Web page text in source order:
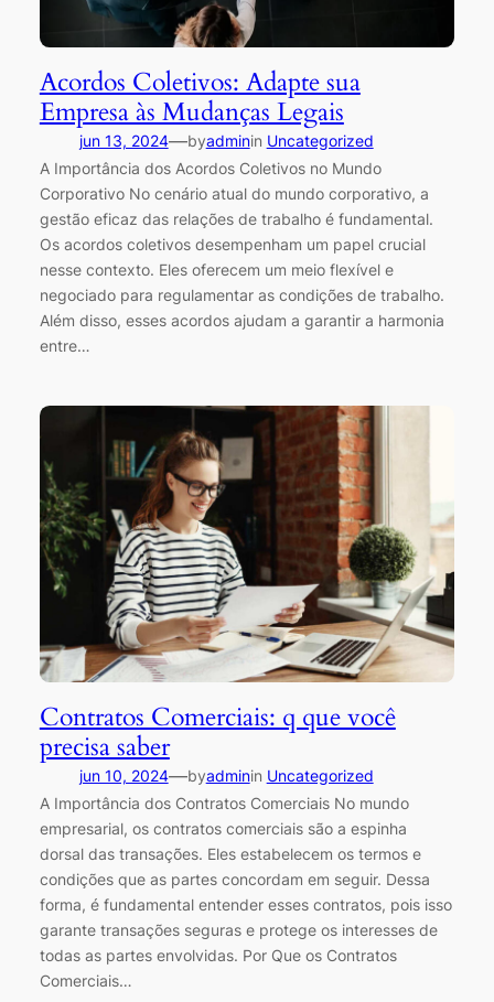
Acordos Coletivos: Adapte sua
Empresa às Mudanças Legais
jun 13, 2024—byadminin Uncategorized
A Importância dos Acordos Coletivos no Mundo
Corporativo No cenário atual do mundo corporativo, a
gestão eficaz das relações de trabalho é fundamental.
Os acordos coletivos desempenham um papel crucial
nesse contexto. Eles oferecem um meio flexível e
negociado para regulamentar as condições de trabalho.
Além disso, esses acordos ajudam a garantir a harmonia
entre…
Contratos Comerciais: q que você
precisa saber
jun 10, 2024—byadminin Uncategorized
A Importância dos Contratos Comerciais No mundo
empresarial, os contratos comerciais são a espinha
dorsal das transações. Eles estabelecem os termos e
condições que as partes concordam em seguir. Dessa
forma, é fundamental entender esses contratos, pois isso
garante transações seguras e protege os interesses de
todas as partes envolvidas. Por Que os Contratos
Comerciais…